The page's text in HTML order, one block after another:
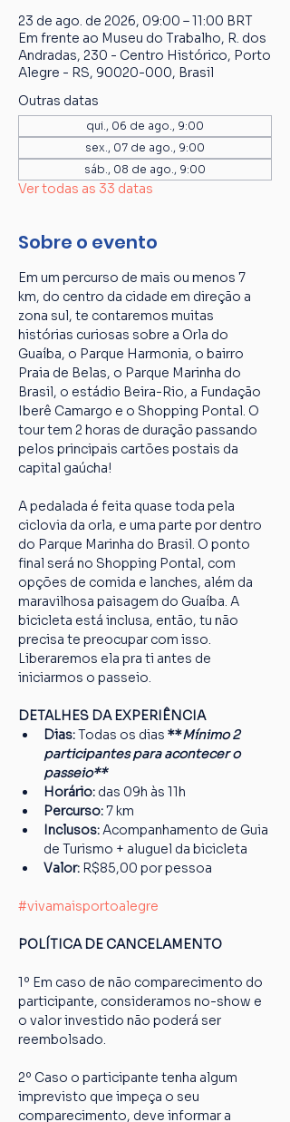
23 de ago. de 2026, 09:00 – 11:00 BRT
Em frente ao Museu do Trabalho, R. dos
Andradas, 230 - Centro Histórico, Porto
Alegre - RS, 90020-000, Brasil
Outras datas
qui., 06 de ago., 9:00
sex., 07 de ago., 9:00
sáb., 08 de ago., 9:00
Ver todas as 33 datas
Sobre o evento
Em um percurso de mais ou menos 7
km, do centro da cidade em direção a
zona sul, te contaremos muitas
histórias curiosas sobre a Orla do
Guaíba, o Parque Harmonia, o bairro
Praia de Belas, o Parque Marinha do
Brasil, o estádio Beira-Rio, a Fundação
Iberê Camargo e o Shopping Pontal. O
tour tem 2 horas de duração passando
pelos principais cartões postais da
capital gaúcha!
A pedalada é feita quase toda pela
ciclovia da orla, e uma parte por dentro
do Parque Marinha do Brasil. O ponto
final será no Shopping Pontal, com
opções de comida e lanches, além da
maravilhosa paisagem do Guaíba. A
bicicleta está inclusa, então, tu não
precisa te preocupar com isso.
Liberaremos ela pra ti antes de
iniciarmos o passeio.
DETALHES DA EXPERIÊNCIA
Dias: Todas os dias **Mínimo 2
participantes para acontecer o
passeio**
Horário: das 09h às 11h
Percurso: 7 km
Inclusos: Acompanhamento de Guia
de Turismo + aluguel da bicicleta
Valor: R$85,00 por pessoa
#vivamaisportoalegre
POLÍTICA DE CANCELAMENTO
1º Em caso de não comparecimento do
participante, consideramos no-show e
o valor investido não poderá ser
reembolsado.
2º Caso o participante tenha algum
imprevisto que impeça o seu
comparecimento, deve informar a